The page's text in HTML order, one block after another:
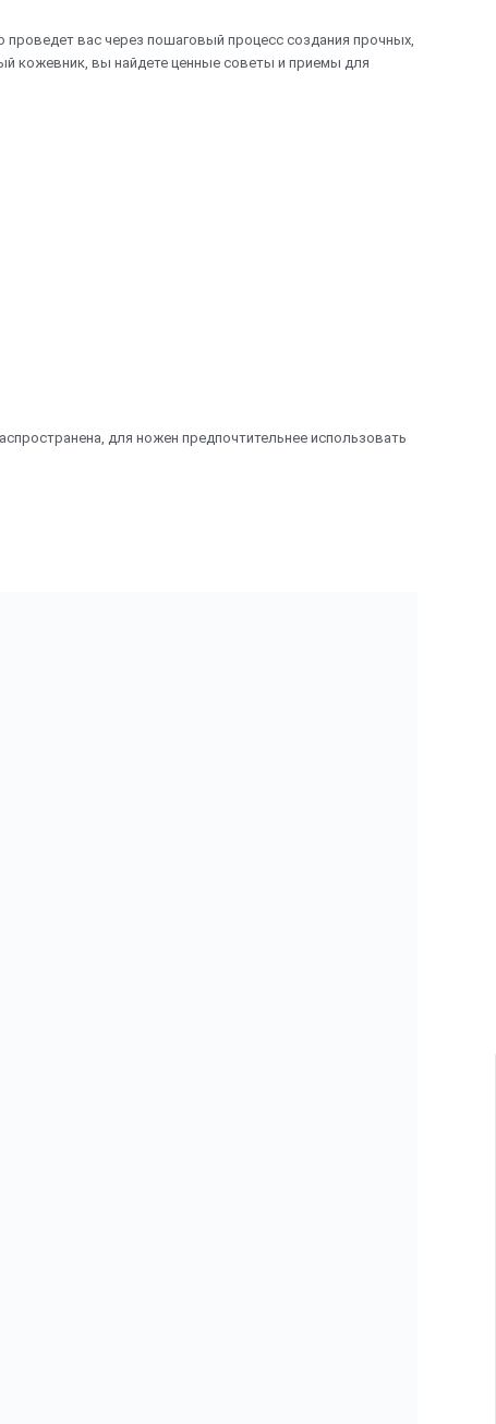
вас через пошаговый процесс создания прочных,
кожевник, вы найдете ценные советы и приемы для
для ножен предпочтительнее использовать